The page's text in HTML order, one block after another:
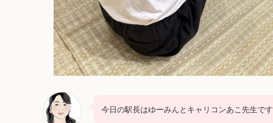
今日の駅長はゆーみんとキャリコンあこ先生です